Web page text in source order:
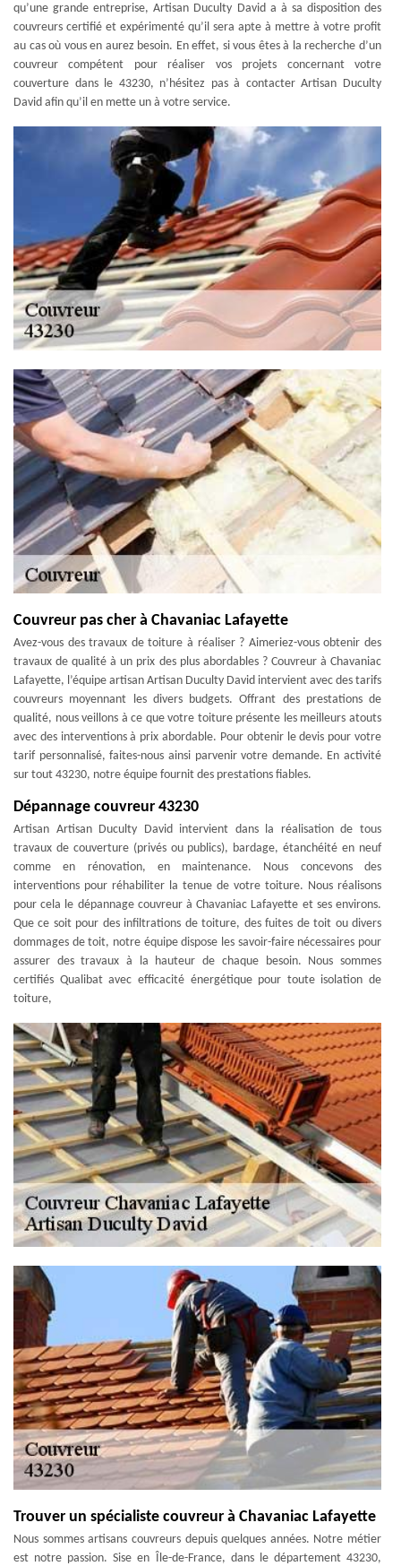
qu’une grande entreprise, Artisan Duculty David a à sa disposition des
couvreurs certifié et expérimenté qu’il sera apte à mettre à votre profit
au cas où vous en aurez besoin. En effet, si vous êtes à la recherche d’un
couvreur compétent pour réaliser vos projets concernant votre
couverture dans le 43230, n’hésitez pas à contacter Artisan Duculty
David afin qu’il en mette un à votre service.
Couvreur pas cher à Chavaniac Lafayette
Avez-vous des travaux de toiture à réaliser ? Aimeriez-vous obtenir des
travaux de qualité à un prix des plus abordables ? Couvreur à Chavaniac
Lafayette, l’équipe artisan Artisan Duculty David intervient avec des tarifs
couvreurs moyennant les divers budgets. Offrant des prestations de
qualité, nous veillons à ce que votre toiture présente les meilleurs atouts
avec des interventions à prix abordable. Pour obtenir le devis pour votre
tarif personnalisé, faites-nous ainsi parvenir votre demande. En activité
sur tout 43230, notre équipe fournit des prestations fiables.
Dépannage couvreur 43230
Artisan Artisan Duculty David intervient dans la réalisation de tous
travaux de couverture (privés ou publics), bardage, étanchéité en neuf
comme en rénovation, en maintenance. Nous concevons des
interventions pour réhabiliter la tenue de votre toiture. Nous réalisons
pour cela le dépannage couvreur à Chavaniac Lafayette et ses environs.
Que ce soit pour des infiltrations de toiture, des fuites de toit ou divers
dommages de toit, notre équipe dispose les savoir-faire nécessaires pour
assurer des travaux à la hauteur de chaque besoin. Nous sommes
certifiés Qualibat avec efficacité énergétique pour toute isolation de
toiture,
Trouver un spécialiste couvreur à Chavaniac Lafayette
Nous sommes artisans couvreurs depuis quelques années. Notre métier
est notre passion. Sise en Île-de-France, dans le département 43230,